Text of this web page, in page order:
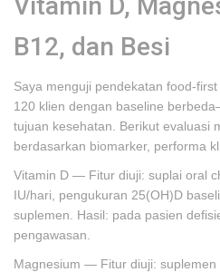
B12, dan Besi
Saya menguji pendekatan food-
120 klien dengan baseline
tujuan kesehatan. Berikut evaluasi
berdasarkan biomarker, performa
Vitamin D — Fitur diuji: suplai oral
IU/hari, pengukuran 25(OH)D
suplemen. Hasil: pada pasien
pengawasan.
Magnesium — Fitur diuji: suplemen